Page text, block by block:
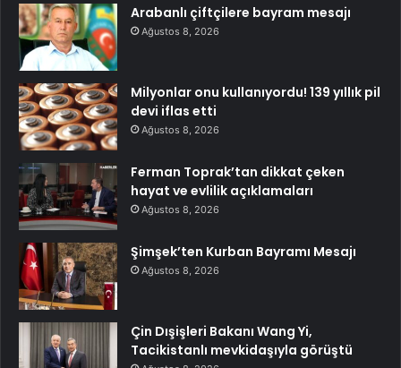
Arabanlı çiftçilere bayram mesajı
Ağustos 8, 2026
Milyonlar onu kullanıyordu! 139 yıllık pil
devi iflas etti
Ağustos 8, 2026
Ferman Toprak’tan dikkat çeken
hayat ve evlilik açıklamaları
Ağustos 8, 2026
Şimşek’ten Kurban Bayramı Mesajı
Ağustos 8, 2026
Çin Dışişleri Bakanı Wang Yi,
Tacikistanlı mevkidaşıyla görüştü